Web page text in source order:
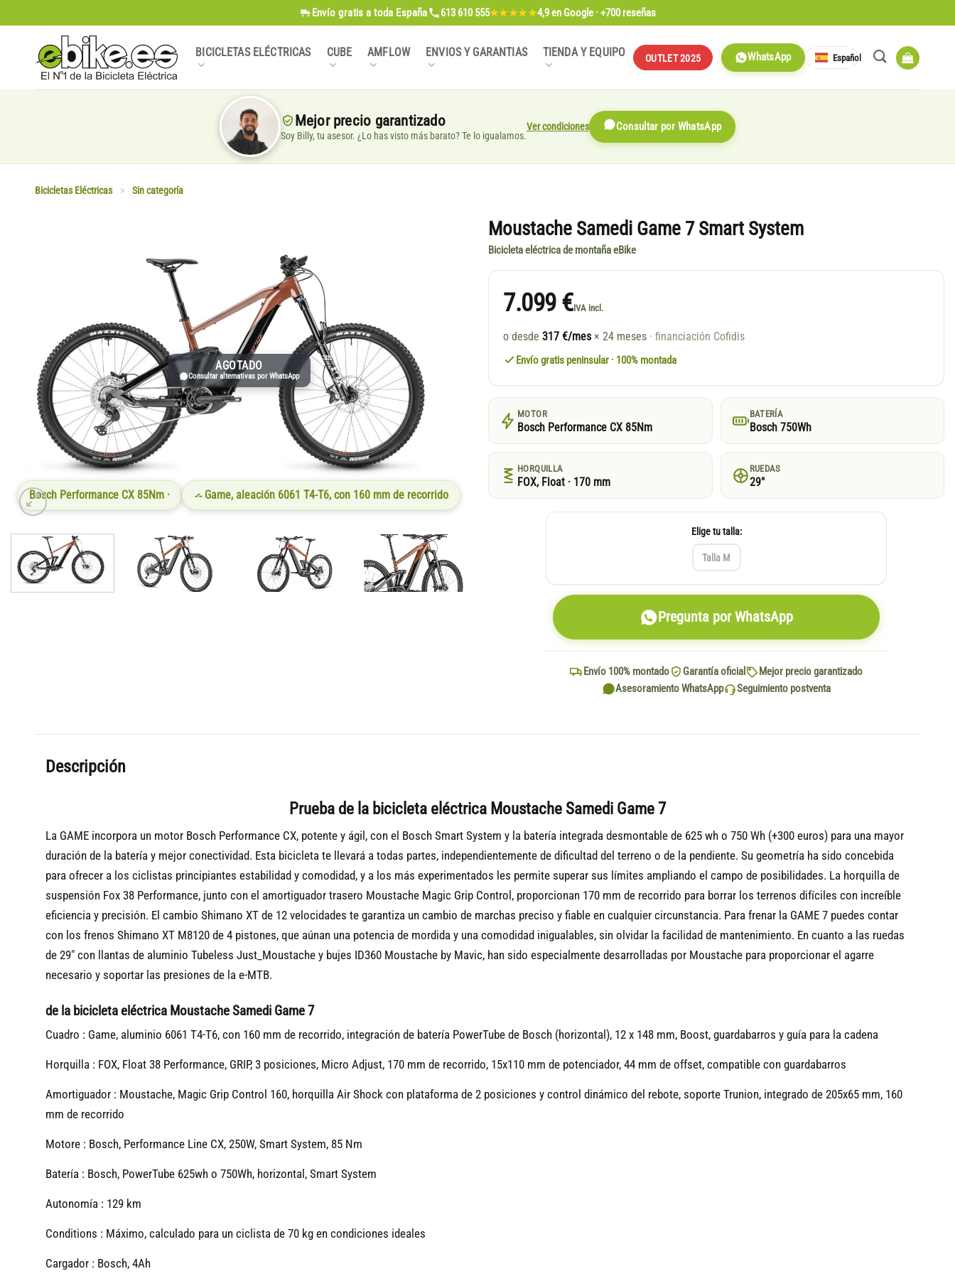
al
contenido
Envío gratis a toda España 613 610 555★★★★★4,9en Google · +700 reseñas
BICICLETAS ELÉCTRICAS CUBE AMFLOW ENVIOS Y GARANTIAS TIENDA Y EQUIPO OUTLET 2025 WhatsApp Español
Mejor precio garantizado
Soy Billy, tu asesor. ¿Lo has visto más barato? Te lo igualamos.
Ver condiciones Consultar por WhatsApp
Bicicletas Eléctricas > Sin categoría
AGOTADO
Consultar alternativas por WhatsApp
Bosch Performance CX 85Nm · Game, aleación 6061 T4-T6, con 160 mm de recorrido
Moustache Samedi Game 7 Smart System
Bicicleta eléctrica de montaña eBike
7.099 €IVA incl.
o desde 317 €/mes × 24 meses · financiación Cofidis
Envío gratis peninsular · 100% montada
MOTOR
Bosch Performance CX 85Nm
BATERÍA
Bosch 750Wh
HORQUILLA
FOX, Float · 170 mm
RUEDAS
29"
Elige tu talla:
Talla M
Pregunta por WhatsApp
Envío 100% montado Garantía oficial
Mejor precio garantizado
Asesoramiento WhatsApp
Seguimiento postventa
Descripción
Prueba de la bicicleta eléctrica Moustache Samedi Game 7
La GAME incorpora un motor Bosch Performance CX, potente y ágil, con el Bosch Smart System y la batería integrada desmontable de 625 wh o 750 Wh (+300 euros) para una mayor
duración de la batería y mejor conectividad. Esta bicicleta te llevará a todas partes, independientemente de dificultad del terreno o de la pendiente. Su geometría ha sido concebida
para ofrecer a los ciclistas principiantes estabilidad y comodidad, y a los más experimentados les permite superar sus límites ampliando el campo de posibilidades. La horquilla de
suspensión Fox 38 Performance, junto con el amortiguador trasero Moustache Magic Grip Control, proporcionan 170 mm de recorrido para borrar los terrenos difíciles con increíble
eficiencia y precisión. El cambio Shimano XT de 12 velocidades te garantiza un cambio de marchas preciso y fiable en cualquier circunstancia. Para frenar la GAME 7 puedes contar
con los frenos Shimano XT M8120 de 4 pistones, que aúnan una potencia de mordida y una comodidad inigualables, sin olvidar la facilidad de mantenimiento. En cuanto a las ruedas
de 29" con llantas de aluminio Tubeless Just_Moustache y bujes ID360 Moustache by Mavic, han sido especialmente desarrolladas por Moustache para proporcionar el agarre
necesario y soportar las presiones de la e-MTB.
de la bicicleta eléctrica Moustache Samedi Game 7
Cuadro : Game, aluminio 6061 T4-T6, con 160 mm de recorrido, integración de batería PowerTube de Bosch (horizontal), 12 x 148 mm, Boost, guardabarros y guía para la cadena
Horquilla : FOX, Float 38 Performance, GRIP, 3 posiciones, Micro Adjust, 170 mm de recorrido, 15x110 mm de potenciador, 44 mm de offset, compatible con guardabarros
Amortiguador : Moustache, Magic Grip Control 160, horquilla Air Shock con plataforma de 2 posiciones y control dinámico del rebote, soporte Trunion, integrado de 205x65 mm, 160
mm de recorrido
Motore : Bosch, Performance Line CX, 250W, Smart System, 85 Nm
Batería : Bosch, PowerTube 625wh o 750Wh, horizontal, Smart System
Autonomía : 129 km
Conditions : Máximo, calculado para un ciclista de 70 kg en condiciones ideales
Cargador : Bosch, 4Ah